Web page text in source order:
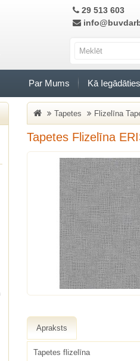
29 513 603
Par Mums Kā
Tapetes Flizelīna
Tapetes Flizelīna
Apraksts
Tapetes flizelīna